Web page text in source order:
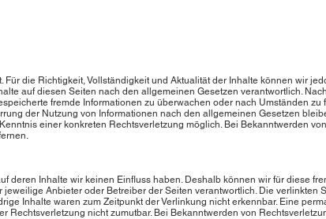
die Richtigkeit, Vollständigkeit und Aktualität der Inhalte können wir
auf diesen Seiten nach den allgemeinen Gesetzen verantwortlich.
fremde Informationen zu überwachen oder nach Umständen
der Nutzung von Informationen nach den allgemeinen Gesetzen
einer konkreten Rechtsverletzung möglich. Bei Bekanntwerden
deren Inhalte wir keinen Einfluss haben. Deshalb können wir für diese
Anbieter oder Betreiber der Seiten verantwortlich. Die verlinkten
Inhalte waren zum Zeitpunkt der Verlinkung nicht erkennbar. Eine
Rechtsverletzung nicht zumutbar. Bei Bekanntwerden von